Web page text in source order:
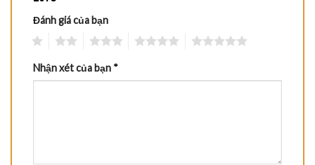
Đánh giá của bạn
Nhận xét của bạn *